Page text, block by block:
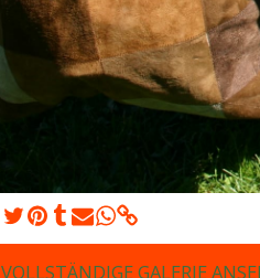
VOLLSTÄNDIGE GALERIE